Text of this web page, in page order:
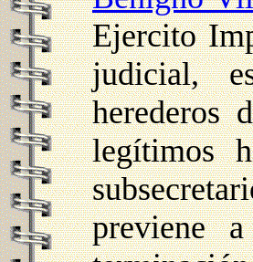
Ejercito
judicial,
herederos
legítimos
previene